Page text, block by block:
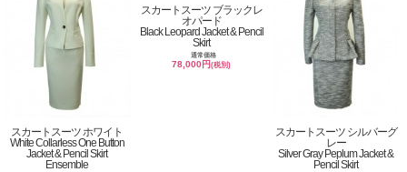
スカートスーツ ホワイト
White Collarless One Button
Jacket & Pencil Skirt
Ensemble
スカートスーツ ブラックレ
オパード
Black Leopard Jacket & Pencil
Skirt
通常価格
78,000円(税別)
スカートスーツ シルバーグ
レー
Silver Gray Peplum Jacket &
Pencil Skirt